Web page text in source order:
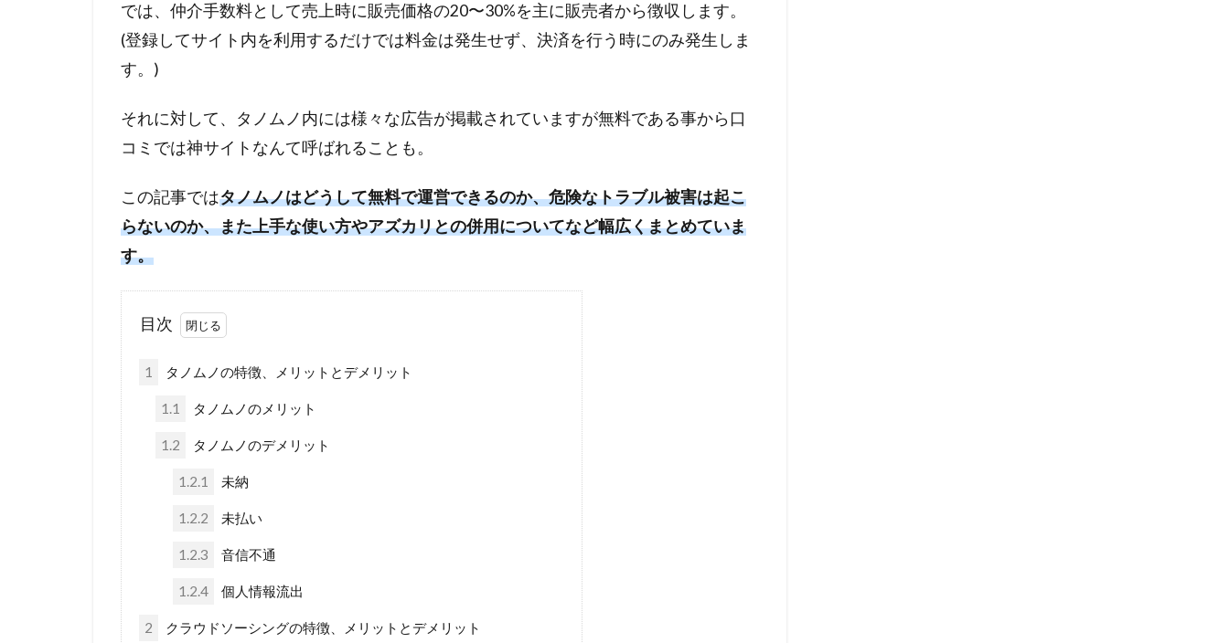
では、仲介手数料として売上時に販売価格の20〜30%を主に販売者から徴収します。
(登録してサイト内を利用するだけでは料金は発生せず、決済を行う時にのみ発生しま
す。)
それに対して、タノムノ内には様々な広告が掲載されていますが無料である事から口
コミでは神サイトなんて呼ばれることも。
この記事ではタノムノはどうして無料で運営できるのか、危険なトラブル被害は起こ
らないのか、また上手な使い方やアズカリとの併用についてなど幅広くまとめていま
す。
目次
1 タノムノの特徴、メリットとデメリット
1.1 タノムノのメリット
1.2 タノムノのデメリット
1.2.1 未納
1.2.2 未払い
1.2.3 音信不通
1.2.4 個人情報流出
2 クラウドソーシングの特徴、メリットとデメリット